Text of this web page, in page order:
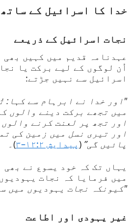
خدا کا اسرائیل کے
نجات اسرائیل کے ذریعے
عہدنامہ قدیم میں کہیں بھی
اُن لوگوں کے لیے برکت یا
اسرائیل سے نہیں جڑتے:
"اور خدا نے ابرہام سے کہا:
میں تجھے برکت دینے والوں
اور تجھ پر لعنت کرنے
اور تیری نسل میں زمین کی
پائیں گی” ( پیدایش ۱۲:۲–۳
)۔
یہاں تک کہ خود یسوع نے بھی
میں فرمایا کہ نجات
"کیونکہ نجات یہودیوں میں
غیر یہودی اور اطاعت